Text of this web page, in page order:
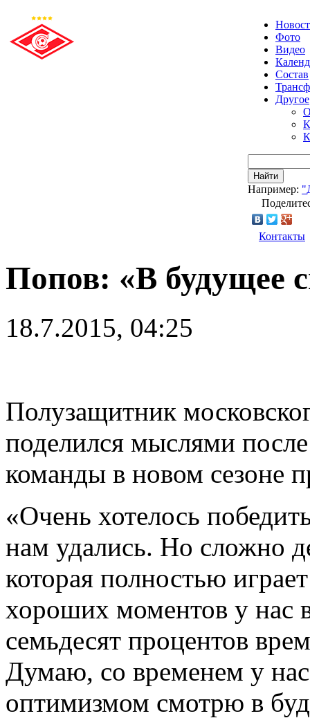
Фото
Видео
Состав
Другое
Найти
Например:
Контакты
Попов: «В будущее
18.7.2015, 04:25
Полузащитник
поделился мыслями после
команды в новом сезоне
«Очень хотелось
нам удались. Но сложно
которая полностью
хороших моментов у нас
семьдесят процентов
Думаю, со временем у
оптимизмом смотрю в